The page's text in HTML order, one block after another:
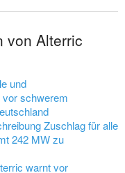
von Alterric
und
schwerem
Zuschlag für alle
242 MW zu
warnt vor